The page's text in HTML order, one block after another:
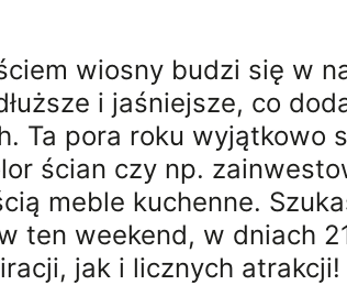
wiosny budzi się w
i jaśniejsze, co
Ta pora roku wyjątkowo
ścian czy np.
meble kuchenne.
ten weekend, w dniach
jak i licznych atrakcji!